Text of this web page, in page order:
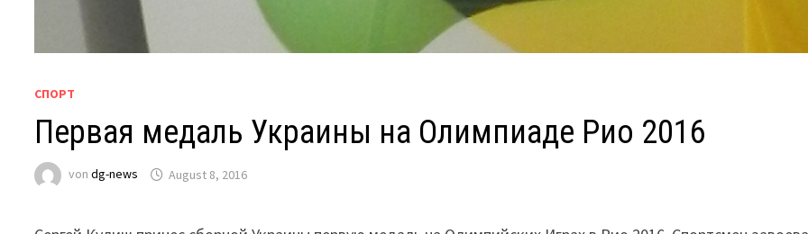
СПОРТ
Первая медаль Украины на Олимпиаде Рио 2016
vondg-news August 8, 2016